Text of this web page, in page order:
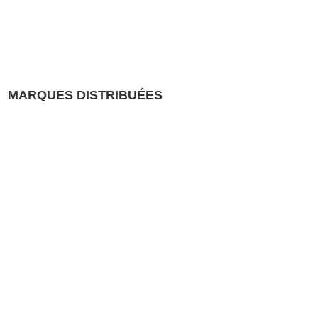
MARQUES DISTRIBUÉES